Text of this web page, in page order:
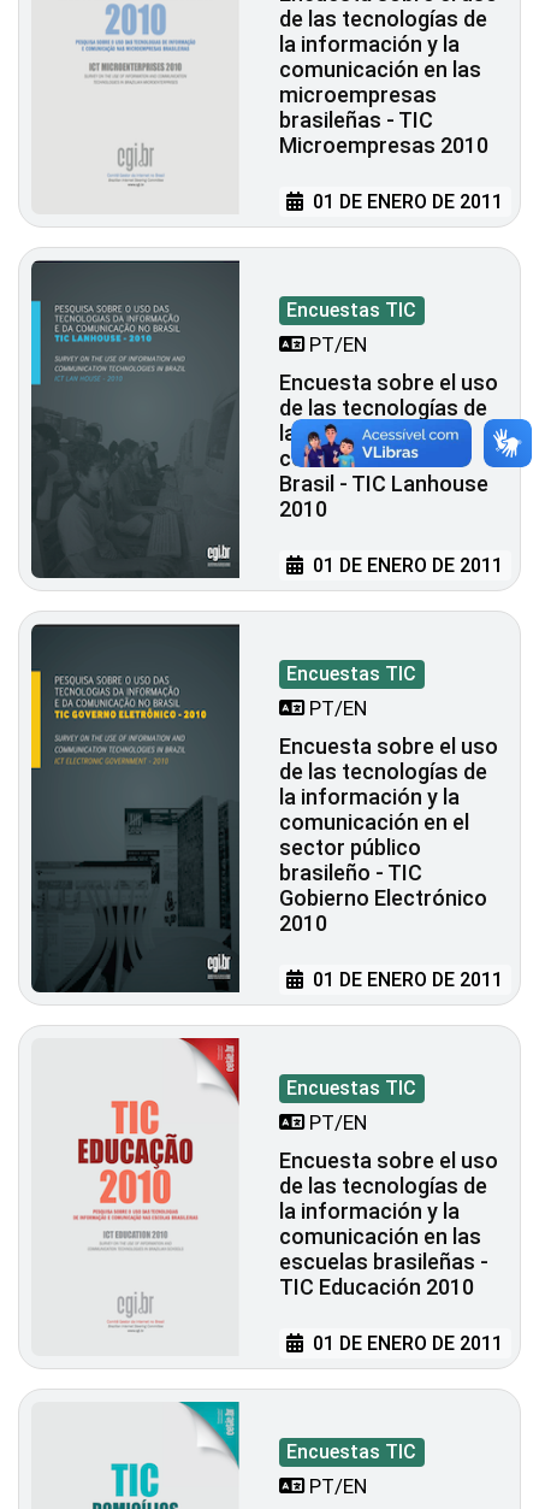
de las tecnologías de
la información y la
comunicación en las
microempresas
brasileñas - TIC
Microempresas 2010
01 DE ENERO DE 2011
Encuestas TIC
PT/EN
Encuesta sobre el uso
de las tecnologías de
la información y la
comunicación en
Brasil - TIC Lanhouse
2010
01 DE ENERO DE 2011
Encuestas TIC
PT/EN
Encuesta sobre el uso
de las tecnologías de
la información y la
comunicación en el
sector público
brasileño - TIC
Gobierno Electrónico
2010
01 DE ENERO DE 2011
Encuestas TIC
PT/EN
Encuesta sobre el uso
de las tecnologías de
la información y la
comunicación en las
escuelas brasileñas -
TIC Educación 2010
01 DE ENERO DE 2011
Encuestas TIC
PT/EN